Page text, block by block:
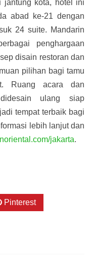
jantung kota, hotel ini
abad ke-21 dengan
24 suite. Mandarin
penghargaan
disain restoran dan
pilihan bagi tamu
Ruang acara dan
ulang siap
tempat terbaik bagi
lebih lanjut dan
jakarta.
Pinterest